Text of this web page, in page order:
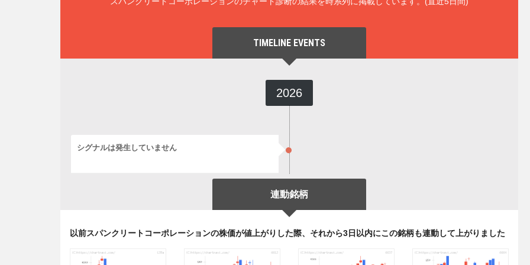
TIMELINE EVENTS
2026
シグナルは発生していません
連動銘柄
以前スパンクリートコーポレーションの株価が値上がりした際、それから3日以内にこの銘柄も連動して上がりました